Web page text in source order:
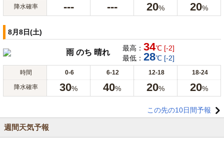
降水確率 --- --- 20% 20%
8月8日(土)
雨 のち 晴れ 最高： 34℃ [-2]
最低： 28℃ [-2]
時間 0-6 6-12 12-18 18-24
降水確率 30% 40% 20% 20%
この先の10日間予報
週間天気予報